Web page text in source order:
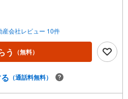
帖以上。土地約25坪・延床約39坪
字でご確認いただけます。■省エネ性
慮した仕様です。熱を伝えにくい複
抑える二重サッシ。高効率給湯器エ
のサポートアイマは福岡の新築一戸建
門店です大手ネット銀行はじめ多数の
最寄り駅まで送迎無料/オンライン相
産会社レビュー 10件
う （無料）
（通話料無料）